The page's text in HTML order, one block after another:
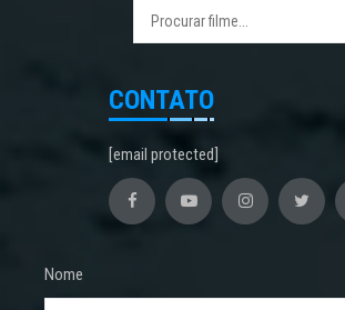
CONTATO
[email protected]
Nome